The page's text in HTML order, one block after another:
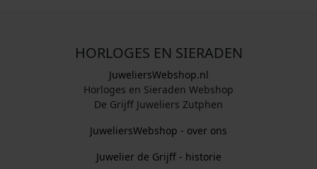
HORLOGES EN SIERADEN
JuweliersWebshop.nl
Horloges en Sieraden Webshop
De Grijff Juweliers Zutphen
JuweliersWebshop - over ons
Juwelier de Grijff - historie